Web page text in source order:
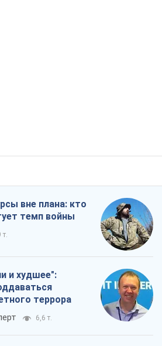
вне плана: кто
темп войны
т.
и худшее":
террора
6,6 т.